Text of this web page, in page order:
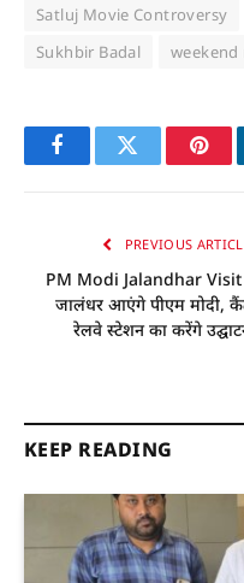
Satluj Movie Controversy
Sukhbir Badal
FacebookTwitter
PREVIOUS
PM Modi Jalandhar Visit
जालंधर आएंगे पीएम मोदी,
रेलवे स्टेशन का करेंगे
KEEP READING